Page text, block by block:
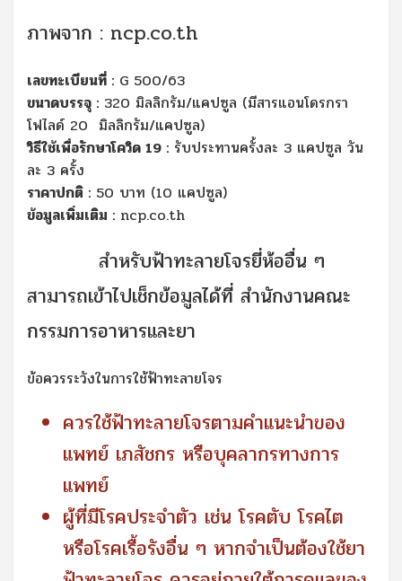
ภาพจาก : ncp.co.th
เลขทะเบียนที่ : G 500/63
ขนาดบรรจุ : 320 มิลลิกรัม/แคปซูล (มีสารแอนโดรกรา
โฟไลด์ 20 มิลลิกรัม/แคปซูล)
วิธีใช้เพื่อรักษาโควิด 19 : รับประทานครั้งละ 3 แคปซูล วัน
ละ 3 ครั้ง
ราคาปกติ : 50 บาท (10 แคปซูล)
ข้อมูลเพิ่มเติม : ncp.co.th
สำหรับฟ้าทะลายโจรยี่ห้ออื่น ๆ
สามารถเข้าไปเช็กข้อมูลได้ที่ สำนักงานคณะ
กรรมการอาหารและยา
ข้อควรระวังในการใช้ฟ้าทะลายโจร
ควรใช้ฟ้าทะลายโจรตามคำแนะนำของ
แพทย์ เภสัชกร หรือบุคลากรทางการ
แพทย์
ผู้ที่มีโรคประจำตัว เช่น โรคตับ โรคไต
หรือโรคเรื้อรังอื่น ๆ หากจำเป็นต้องใช้ยา